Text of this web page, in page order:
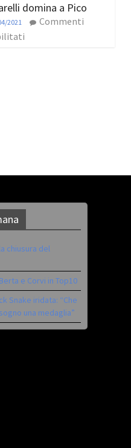
domina a Pico
2021
Commenti
chiusura del
e Corvi in Top10
Snake iridata: “Che
una medaglia”